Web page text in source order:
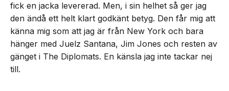
fick en jacka levererad. Men, i sin helhet så ger jag
den ändå ett helt klart godkänt betyg. Den får mig att
känna mig som att jag är från New York och bara
hänger med Juelz Santana, Jim Jones och resten av
gänget i The Diplomats. En känsla jag inte tackar nej
till.